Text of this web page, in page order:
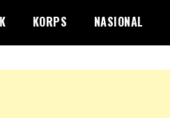
KORPS NASIONAL